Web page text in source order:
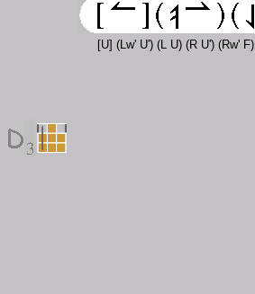
[U] (Lw' U') (L U) (R U') (Rw' F)